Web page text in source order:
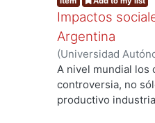
herramientas
más profundos y
de los diversos
analizar
perspectiva, en
cuenta de
carácter histórico
Impactos
Argentina
(Universidad
de Servicios de
A nivel mundial los
controversia, no
productivo